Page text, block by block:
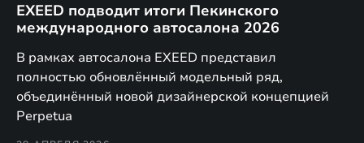
EXEED подводит итоги Пекинского
международного автосалона 2026
В рамках автосалона EXEED представил
полностью обновлённый модельный ряд,
объединённый новой дизайнерской концепцией
Perpetua